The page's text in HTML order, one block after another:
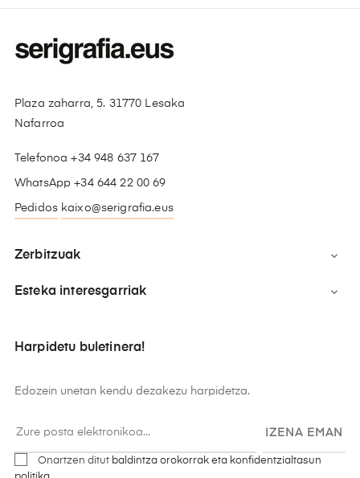
Plaza zaharra, 5. 31770 Lesaka
Nafarroa
Telefonoa +34 948 637 167
WhatsApp +34 644 22 00 69
Pedidos kaixo@serigrafia.eus
Zerbitzuak 
Esteka interesgarriak 
Harpidetu buletinera!
Edozein unetan kendu dezakezu harpidetza.
IZENA EMAN
Onartzen ditut baldintza orokorrak eta konfidentzialtasun